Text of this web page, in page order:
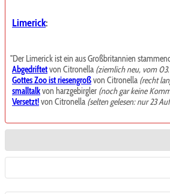
Limerick:
"Der Limerick ist ein aus Großbritannien
Abgedriftetvon Citronella (ziemlich neu, vom
Gottes Zoo ist riesengroßvon Citronella (recht
smalltalkvon harzgebirgler (noch gar keine
Versetzt!von Citronella (selten gelesen: nur 23